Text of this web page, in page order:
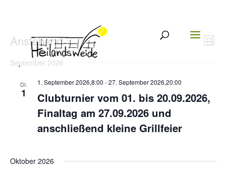
Liste
Anstehend
Datum
wählen.
September 2026
DI.
1
1. September 2026,8:00 -27. September 2026,20:00
Clubturnier vom 01. bis 20.09.2026,
Finaltag am 27.09.2026 und
anschließend kleine Grillfeier
Oktober 2026